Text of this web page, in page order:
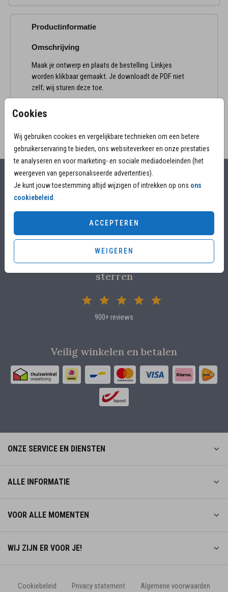
Cookies
Wij gebruiken cookies en vergelijkbare technieken om een betere
gebruikerservaring te bieden, ons websiteverkeer en onze prestaties
te analyseren en voor marketing- en sociale mediadoeleinden (het
weergeven van gepersonaliseerde advertenties).
Je kunt jouw toestemming altijd wijzigen of intrekken op ons ons
cookiebeleid.
ACCEPTEREN
WEIGEREN
Productinformatie
Omschrijving
Maak je ontwerp en plaats de bestelling. Linkjes
worden klikbaar gemaakt. Je downloadt de PDF niet
zelf; wij sturen deze toe.
Alles voor jouw moment
Overleg met designers van de ontwerpstudio
Klanten beoordelen ons met 4.82 / 5
sterren
900+ reviews
Veilig winkelen en betalen
ONZE SERVICE EN DIENSTEN
ALLE INFORMATIE
VOOR ALLE MOMENTEN
WIJ ZIJN ER VOOR JE!
Cookiebeleid Privacy statement Algemene voorwaarden